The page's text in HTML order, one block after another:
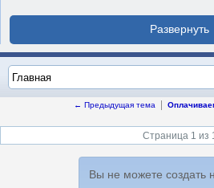
← Предыдущая тема
Страница 1 из 1
Вы не можете создать